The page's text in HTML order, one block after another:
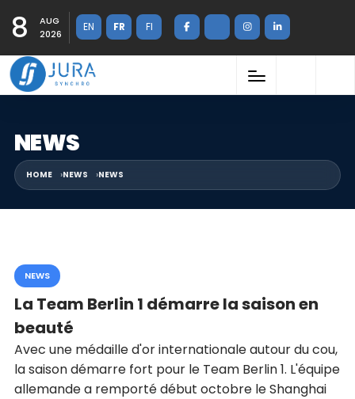
8
AUG
2026
EN FR FI
NEWS
HOME NEWS NEWS
NEWS
La Team Berlin 1 démarre la saison en
beauté
Avec une médaille d'or internationale autour du cou,
la saison démarre fort pour le Team Berlin 1. L'équipe
allemande a remporté début octobre le Shanghai